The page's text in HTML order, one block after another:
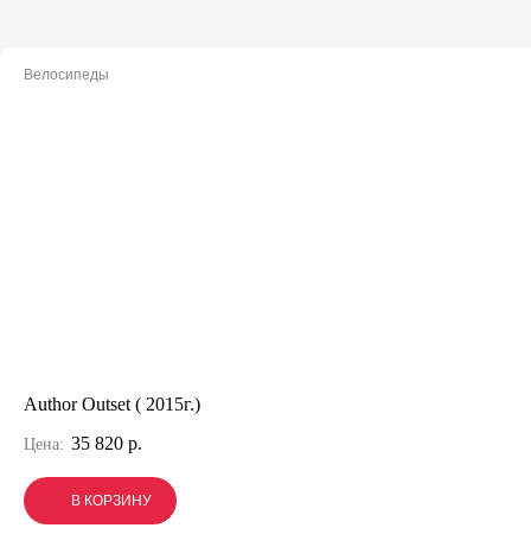
Велосипеды
Author Outset ( 2015г.)
Цена: 35 820 р.
В КОРЗИНУ
В КОРЗИНУ
В КОРЗИНУ